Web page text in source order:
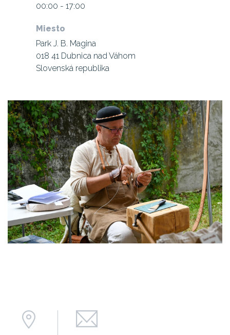
00:00 - 17:00
Miesto
Park J. B. Magina
018 41 Dubnica nad Váhom
Slovenská republika